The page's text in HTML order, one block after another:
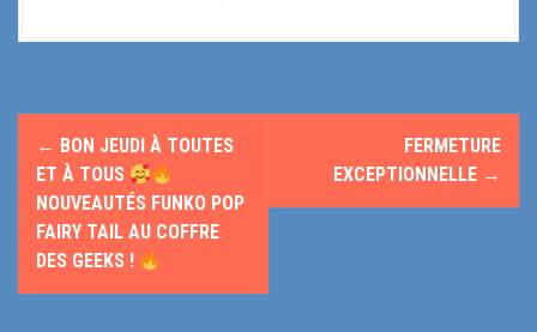
N← BON JEUDI À TOUTES
ET À TOUS
NOUVEAUTÉS FUNKO POP
FAIRY TAIL AU COFFRE
DES GEEKS !
FERMETURE
EXCEPTIONNELLE →